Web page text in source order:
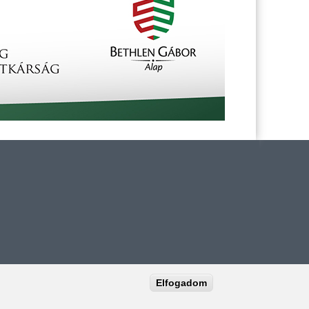
Elfogadom